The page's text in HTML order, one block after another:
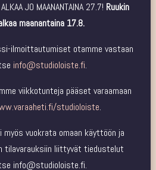
JO MAANANTAINA 27.7! Ruukin
maanantaina 17.8.
ilmoittautumiset otamme vastaan
info@studioloiste.fi.
viikkotunteja pääset varaamaan
studioloiste.
myös vuokrata omaan käyttöön ja
tilavarauksiin liittyvät tiedustelut
info@studioloiste.fi.